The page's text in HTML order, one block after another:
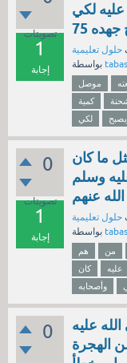
تصويتات
1
إجابة
عليه لكي
حلول تعليمية
موصل
كمية
لكي
يصبح
0
تصويتات
1
إجابة
ما كان
وسلم
عنهم
حلول تعليمية
هم من
كان
عليه
وأصحابه
0
عليه
الهجرة